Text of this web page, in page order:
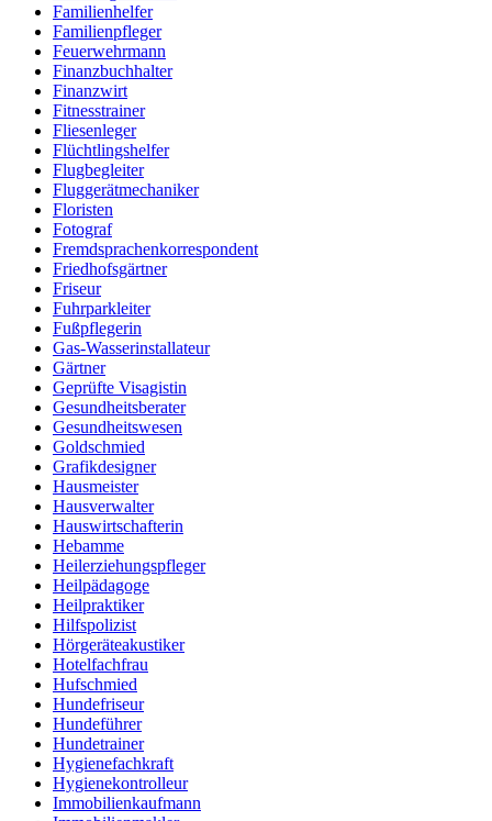
Familienhelfer
Familienpfleger
Feuerwehrmann
Finanzbuchhalter
Finanzwirt
Fitnesstrainer
Fliesenleger
Flüchtlingshelfer
Flugbegleiter
Fluggerätmechaniker
Floristen
Fotograf
Fremdsprachenkorrespondent
Friedhofsgärtner
Friseur
Fuhrparkleiter
Fußpflegerin
Gas-Wasserinstallateur
Gärtner
Geprüfte Visagistin
Gesundheitsberater
Gesundheitswesen
Goldschmied
Grafikdesigner
Hausmeister
Hausverwalter
Hauswirtschafterin
Hebamme
Heilerziehungspfleger
Heilpädagoge
Heilpraktiker
Hilfspolizist
Hörgeräteakustiker
Hotelfachfrau
Hufschmied
Hundefriseur
Hundeführer
Hundetrainer
Hygienefachkraft
Hygienekontrolleur
Immobilienkaufmann